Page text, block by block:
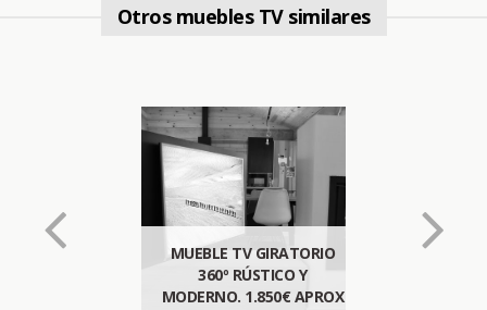
Otros muebles TV similares
MUEBLE TV GIRATORIO
360º RÚSTICO Y
MODERNO. 1.850€ APROX